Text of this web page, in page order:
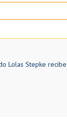
de Chile
Lolas Stepke